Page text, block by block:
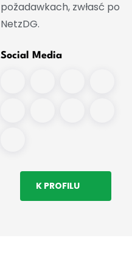
požadawkach, zwłasć po
NetzDG.
Social Media
K PROFILU